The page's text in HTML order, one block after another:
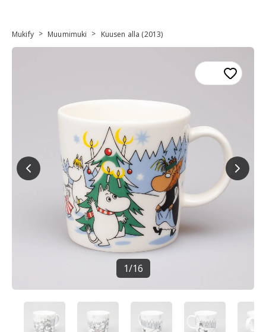
Mukify > Muumimuki > Kuusen alla (2013)
1/16